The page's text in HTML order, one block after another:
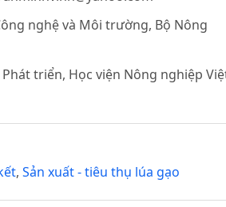
nghệ và Môi trường, Bộ Nông
triển, Học viện Nông nghiệp
, Sản xuất - tiêu thụ lúa gạo